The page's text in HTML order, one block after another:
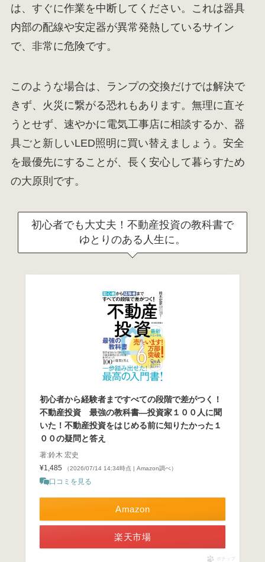
は、すぐに作業を中断してください。これは器具
内部の配線や安定器が異常発熱しているサイン
で、非常に危険です。
このような場合は、ランプの交換だけでは解決で
きず、火災に繋がる恐れもあります。無理に直そ
うとせず、速やかに電気工事店に相談するか、器
具ごと新しいLED照明に買い替えましょう。安全
を最優先にすることが、長く安心して暮らすため
の大原則です。
初心者でも大丈夫！不動産投資の教科書で
ゆとりのある人生に。
初心者から経験者まですべての段階で差がつく！
不動産投資 最強の教科書―投資家１００人に聞
いた！不動産投資をはじめる前に知りたかった１
００の疑問と答え
著:鈴木 宏史
¥1,485
（2026/07/14 14:34時点 | Amazon調べ）
口コミを見る
Amazon
楽天市場
ポチップ